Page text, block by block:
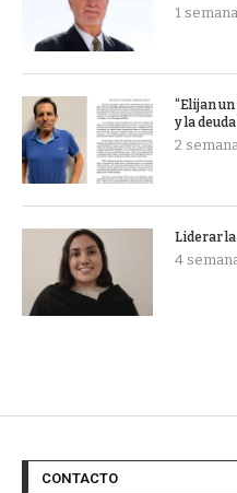
1
“Elijan
y la
2
Liderar la
4
CONTACTO